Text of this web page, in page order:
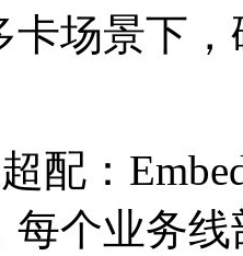
卡场景下
配：
每个业务